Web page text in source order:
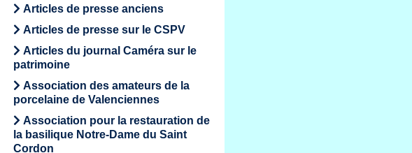
Articles de presse anciens
Articles de presse sur le CSPV
Articles du journal Caméra sur le
patrimoine
Association des amateurs de la
porcelaine de Valenciennes
Association pour la restauration de
la basilique Notre-Dame du Saint
Cordon